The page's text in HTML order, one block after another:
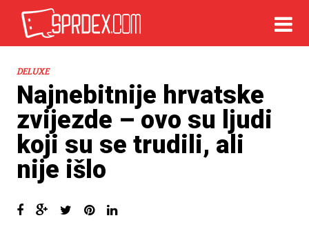
DELUXE
Najnebitnije hrvatske
zvijezde – ovo su ljudi
koji su se trudili, ali
nije išlo